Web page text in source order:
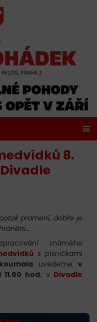
8.
pramení, dobře je
známého
s písničkami
uvedemev
hod. v Divadle